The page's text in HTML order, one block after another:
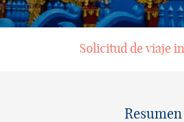
Solicitud de viaje
Resumen